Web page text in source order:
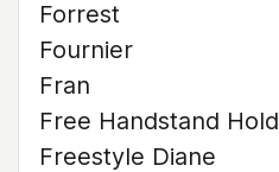
Forrest
Fournier
Fran
Free Handstand Hold
Freestyle Diane